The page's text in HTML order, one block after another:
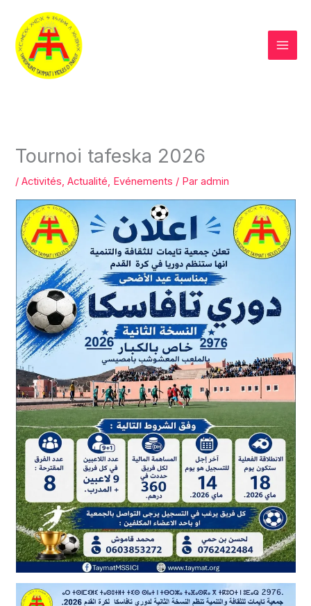
contenu
Tournoi tafeska 2026
/Activités,Actualité, Evénements / Paradmin